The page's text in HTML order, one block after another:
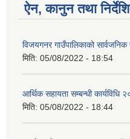
ऐन, कानुन तथा
विजयगनर गाउँपालिकाको
मिति: 05/08/2022 - 18:54
आर्थिक सहायता सम्बन्धी कार्यविधि
मिति: 05/08/2022 - 18:44